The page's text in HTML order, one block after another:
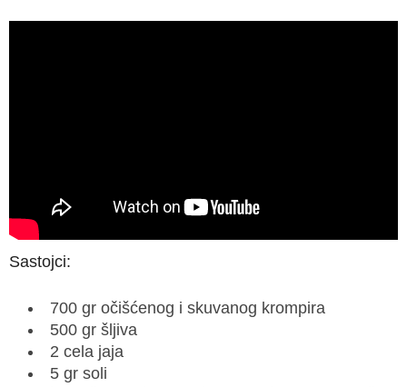
Sastojci:
700 gr očišćenog i skuvanog krompira
500 gr šljiva
2 cela jaja
5 gr soli